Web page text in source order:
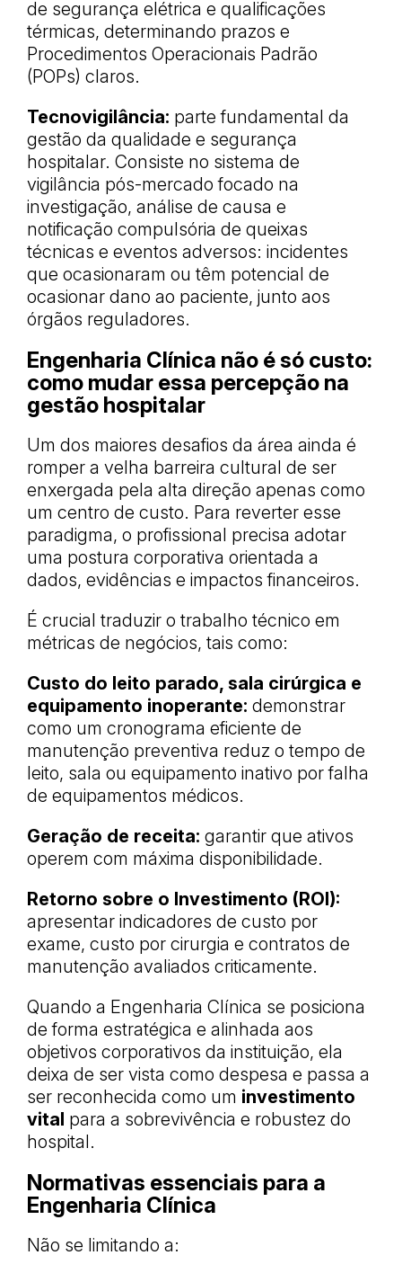
de segurança elétrica e qualificações
térmicas, determinando prazos e
Procedimentos Operacionais Padrão
(POPs) claros.
Tecnovigilância: parte fundamental da
gestão da qualidade e segurança
hospitalar. Consiste no sistema de
vigilância pós-mercado focado na
investigação, análise de causa e
notificação compulsória de queixas
técnicas e eventos adversos: incidentes
que ocasionaram ou têm potencial de
ocasionar dano ao paciente, junto aos
órgãos reguladores.
Engenharia Clínica não é só custo:
como mudar essa percepção na
gestão hospitalar
Um dos maiores desafios da área ainda é
romper a velha barreira cultural de ser
enxergada pela alta direção apenas como
um centro de custo. Para reverter esse
paradigma, o profissional precisa adotar
uma postura corporativa orientada a
dados, evidências e impactos financeiros.
É crucial traduzir o trabalho técnico em
métricas de negócios, tais como:
Custo do leito parado, sala cirúrgica e
equipamento inoperante: demonstrar
como um cronograma eficiente de
manutenção preventiva reduz o tempo de
leito, sala ou equipamento inativo por falha
de equipamentos médicos.
Geração de receita: garantir que ativos
operem com máxima disponibilidade.
Retorno sobre o Investimento (ROI):
apresentar indicadores de custo por
exame, custo por cirurgia e contratos de
manutenção avaliados criticamente.
Quando a Engenharia Clínica se posiciona
de forma estratégica e alinhada aos
objetivos corporativos da instituição, ela
deixa de ser vista como despesa e passa a
ser reconhecida como um investimento
vital para a sobrevivência e robustez do
hospital.
Normativas essenciais para a
Engenharia Clínica
Não se limitando a: